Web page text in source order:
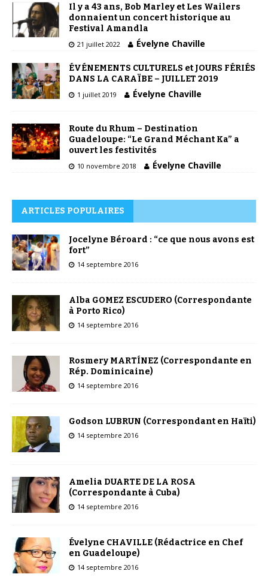
Il y a 43 ans, Bob Marley et Les Wailers
donnaient un concert historique au
Festival Amandla
21 juillet 2022 Évelyne Chaville
ÉVÉNEMENTS CULTURELS et JOURS FÉRIÉS
DANS LA CARAÏBE – JUILLET 2019
1 juillet 2019 Évelyne Chaville
Route du Rhum – Destination
Guadeloupe: “Le Grand Méchant Ka” a
ouvert les festivités
10 novembre 2018 Évelyne Chaville
ARTICLES POPULAIRES
Jocelyne Béroard : “ce que nous avons est
fort”
14 septembre 2016
Alba GOMEZ ESCUDERO (Correspondante
à Porto Rico)
14 septembre 2016
Rosmery MARTÍNEZ (Correspondante en
Rép. Dominicaine)
14 septembre 2016
Godson LUBRUN (Correspondant en Haïti)
14 septembre 2016
Amelia DUARTE DE LA ROSA
(Correspondante à Cuba)
14 septembre 2016
Évelyne CHAVILLE (Rédactrice en Chef
en Guadeloupe)
14 septembre 2016